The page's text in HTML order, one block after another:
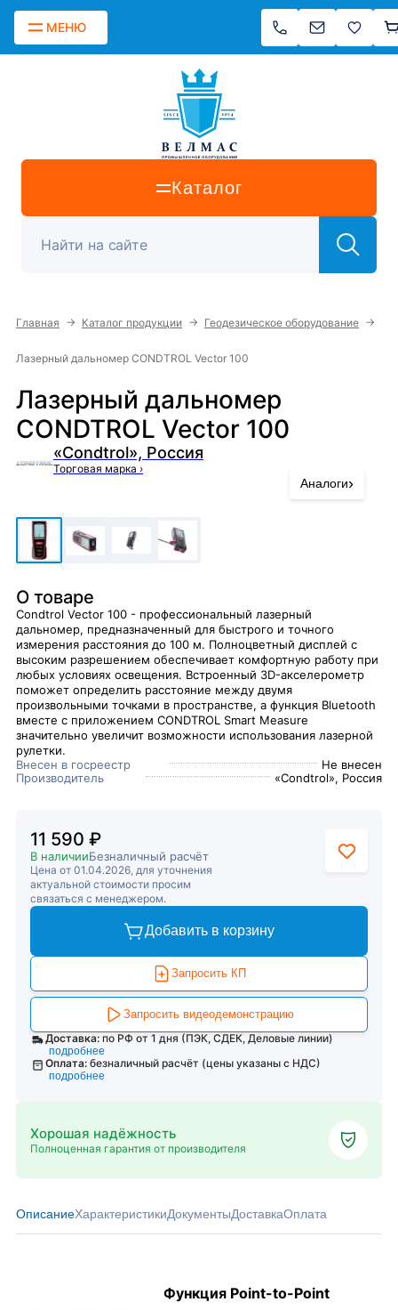
МЕНЮ
Каталог
Главная → Каталог продукции → Геодезическое оборудование →
Лазерный дальномер CONDTROL Vector 100
Лазерный дальномер
CONDTROL Vector 100
«Condtrol», Россия
Торговая марка ›
Аналоги›
О товаре
Condtrol Vector 100 - профессиональный лазерный
дальномер, предназначенный для быстрого и точного
измерения расстояния до 100 м. Полноцветный дисплей с
высоким разрешением обеспечивает комфортную работу при
любых условиях освещения. Встроенный 3D-акселерометр
поможет определить расстояние между двумя
произвольными точками в пространстве, а функция Bluetooth
вместе с приложением CONDTROL Smart Measure
значительно увеличит возможности использования лазерной
рулетки.
Внесен в госреестр
Не внесен
Производитель
«Condtrol», Россия
11 590 ₽
В наличииБезналичный расчёт
Цена от 01.04.2026, для уточнения
актуальной стоимости просим
связаться с менеджером.
Добавить в корзину
Запросить КП
Запросить видеодемонстрацию
Доставка: по РФ от 1 дня (ПЭК, СДЕК, Деловые линии)
подробнее
Оплата: безналичный расчёт (цены указаны с НДС)
подробнее
Хорошая надёжность
Полноценная гарантия от производителя
ОписаниеХарактеристикиДокументыДоставкаОплата
Функция Point-to-Point